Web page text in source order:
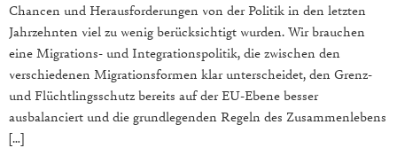
Chancen und Herausforderungen von der Politik in den letzten
Jahrzehnten viel zu wenig berücksichtigt wurden. Wir brauchen
eine Migrations- und Integrationspolitik, die zwischen den
verschiedenen Migrationsformen klar unterscheidet, den Grenz-
und Flüchtlingsschutz bereits auf der EU-Ebene besser
ausbalanciert und die grundlegenden Regeln des Zusammenlebens
[…]